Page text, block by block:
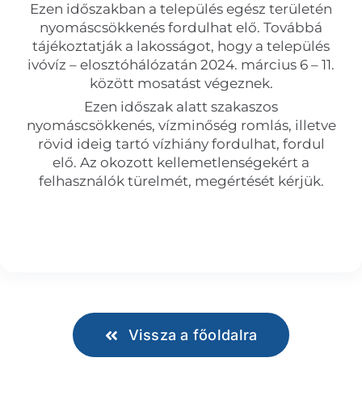
Ezen időszakban a település egész területén
nyomáscsökkenés fordulhat elő. Továbbá
tájékoztatják a lakosságot, hogy a település
ivóvíz – elosztóhálózatán 2024. március 6 – 11.
között mosatást végeznek.
Ezen időszak alatt szakaszos
nyomáscsökkenés, vízminőség romlás, illetve
rövid ideig tartó vízhiány fordulhat, fordul
elő. Az okozott kellemetlenségekért a
felhasználók türelmét, megértését kérjük.
Vissza a főoldalra